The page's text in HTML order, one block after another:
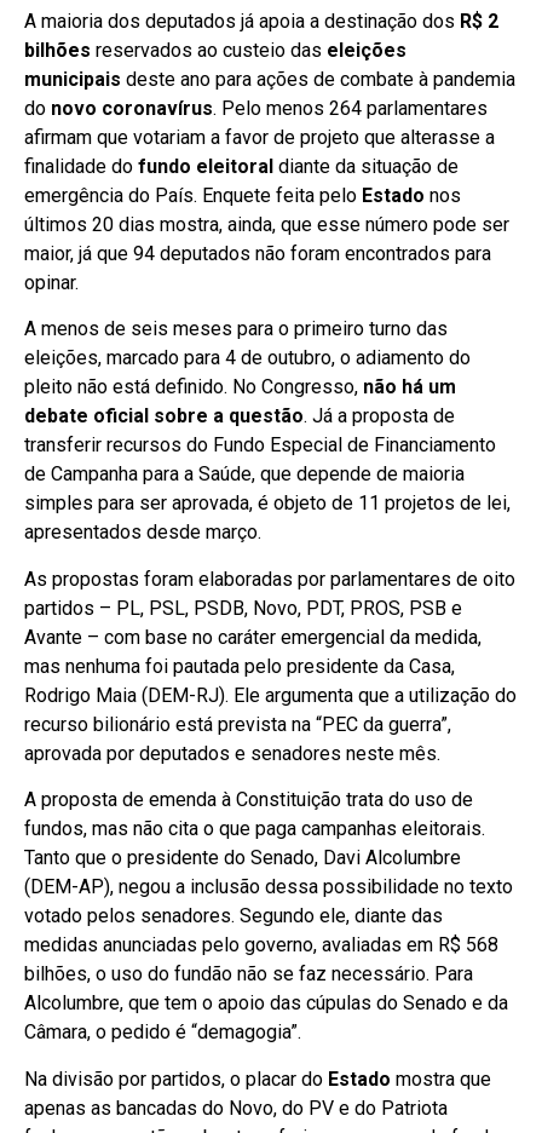
A maioria dos deputados já apoia a destinação dos R$ 2
bilhões reservados ao custeio das eleições
municipais deste ano para ações de combate à pandemia
do novo coronavírus. Pelo menos 264 parlamentares
afirmam que votariam a favor de projeto que alterasse a
finalidade do fundo eleitoral diante da situação de
emergência do País. Enquete feita pelo Estado nos
últimos 20 dias mostra, ainda, que esse número pode ser
maior, já que 94 deputados não foram encontrados para
opinar.
A menos de seis meses para o primeiro turno das
eleições, marcado para 4 de outubro, o adiamento do
pleito não está definido. No Congresso, não há um
debate oficial sobre a questão. Já a proposta de
transferir recursos do Fundo Especial de Financiamento
de Campanha para a Saúde, que depende de maioria
simples para ser aprovada, é objeto de 11 projetos de lei,
apresentados desde março.
As propostas foram elaboradas por parlamentares de oito
partidos – PL, PSL, PSDB, Novo, PDT, PROS, PSB e
Avante – com base no caráter emergencial da medida,
mas nenhuma foi pautada pelo presidente da Casa,
Rodrigo Maia (DEM-RJ). Ele argumenta que a utilização do
recurso bilionário está prevista na “PEC da guerra”,
aprovada por deputados e senadores neste mês.
A proposta de emenda à Constituição trata do uso de
fundos, mas não cita o que paga campanhas eleitorais.
Tanto que o presidente do Senado, Davi Alcolumbre
(DEM-AP), negou a inclusão dessa possibilidade no texto
votado pelos senadores. Segundo ele, diante das
medidas anunciadas pelo governo, avaliadas em R$ 568
bilhões, o uso do fundão não se faz necessário. Para
Alcolumbre, que tem o apoio das cúpulas do Senado e da
Câmara, o pedido é “demagogia”.
Na divisão por partidos, o placar do Estado mostra que
apenas as bancadas do Novo, do PV e do Patriota